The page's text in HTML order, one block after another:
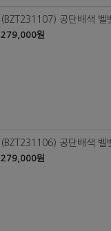
(BZT231107) 공단배색 벨
279,000원
(BZT231106) 공단배색 벨
279,000원